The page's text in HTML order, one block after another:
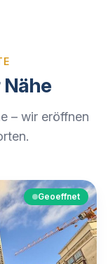
– wir eröffnen
Geoeffnet